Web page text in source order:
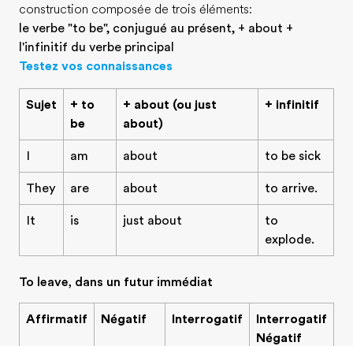
Trouver un bureau
A propos de nous
Qui sommes-nous ?
EF recrute
Rejoignez nos équipes
construction composée de trois éléments:
le verbe "to be", conjugué au présent, + about +
l'infinitif du verbe principal
Testez vos connaissances
Sujet
+ to
be
+ about (ou just
about)
+ infinitif
I am about to be sick
They are about to arrive.
It is just about
to
explode.
To leave, dans un futur immédiat
Affirmatif Négatif Interrogatif
Interrogatif
Négatif